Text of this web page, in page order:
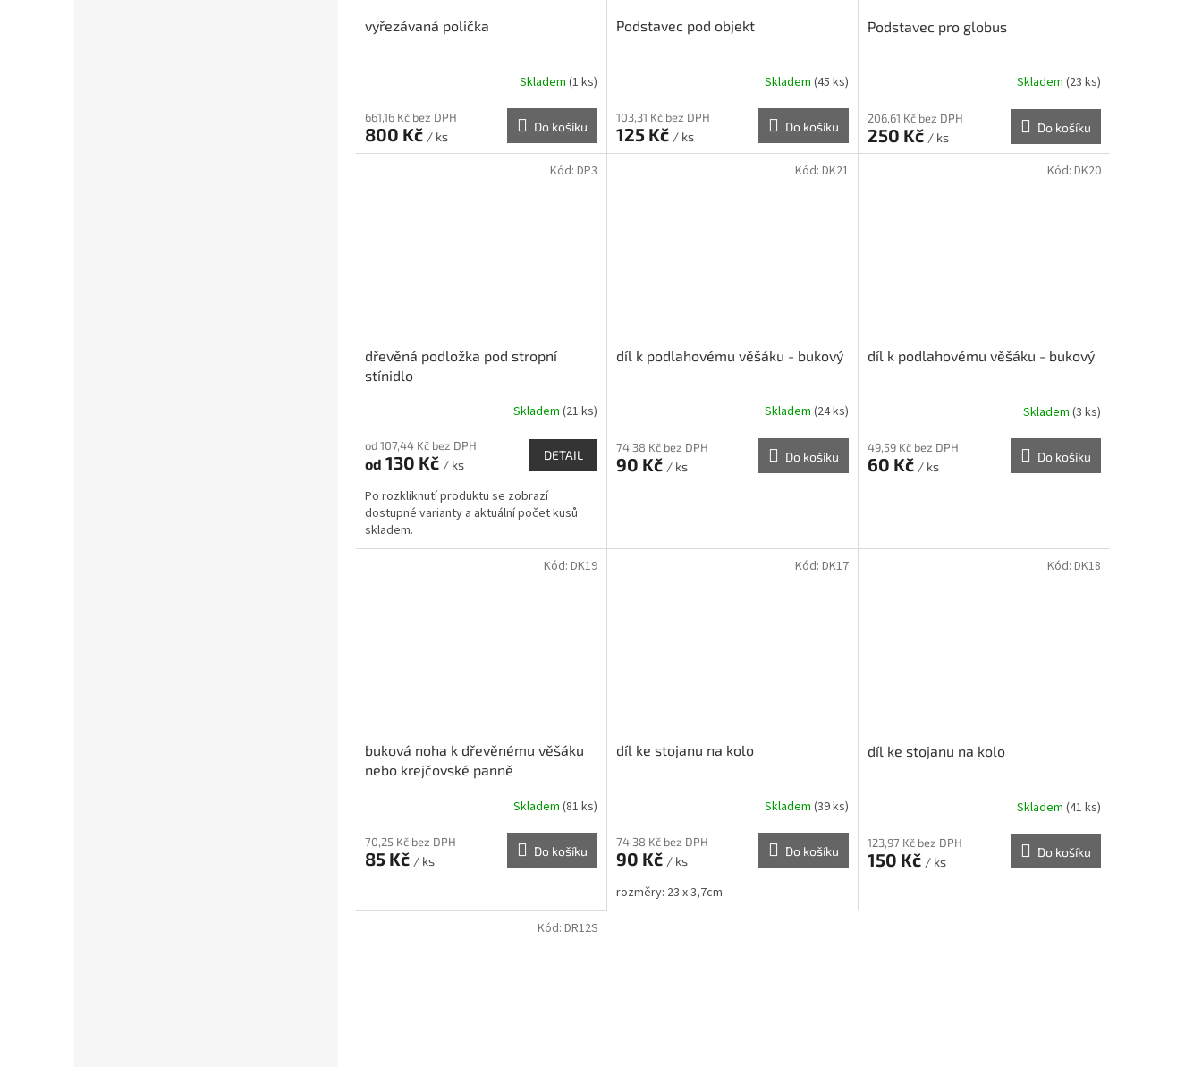
vyřezávaná polička
Skladem (1 ks)
661,16 Kč bez DPH
800 Kč / ks
Do košíku
Podstavec pod objekt
Skladem (45 ks)
103,31 Kč bez DPH
125 Kč / ks
Do košíku
Podstavec pro globus
Skladem (23 ks)
206,61 Kč bez DPH
250 Kč / ks
Do košíku
dřevěná podložka pod stropní
stínidlo
Skladem (21 ks)
od 107,44 Kč bez DPH
od 130 Kč / ks
DETAIL
Po rozkliknutí produktu se zobrazí
dostupné varianty a aktuální počet kusů
skladem.
Kód: DP3
díl k podlahovému věšáku - bukový
Skladem (24 ks)
74,38 Kč bez DPH
90 Kč / ks
Do košíku
Kód: DK21
díl k podlahovému věšáku - bukový
Skladem (3 ks)
49,59 Kč bez DPH
60 Kč / ks
Do košíku
Kód: DK20
buková noha k dřevěnému věšáku
nebo krejčovské panně
Skladem (81 ks)
70,25 Kč bez DPH
85 Kč / ks
Do košíku
Kód: DK19
díl ke stojanu na kolo
Skladem (39 ks)
74,38 Kč bez DPH
90 Kč / ks
Do košíku
rozměry: 23 x 3,7cm
Kód: DK17
díl ke stojanu na kolo
Skladem (41 ks)
123,97 Kč bez DPH
150 Kč / ks
Do košíku
Kód: DK18
Kód: DR12S